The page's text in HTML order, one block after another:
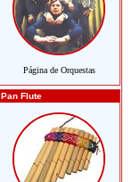
Página de Orquestas
Pan Flute